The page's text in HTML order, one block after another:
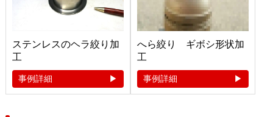
ステンレスのヘラ絞り加
工
事例詳細
へら絞り ギボシ形状加
工
事例詳細